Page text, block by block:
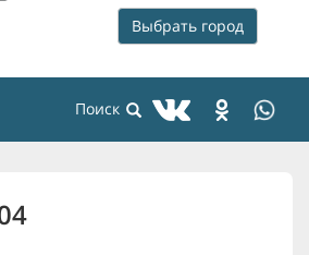
Выбрать город